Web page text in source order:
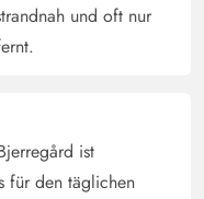
und oft nur
ist
für den täglichen